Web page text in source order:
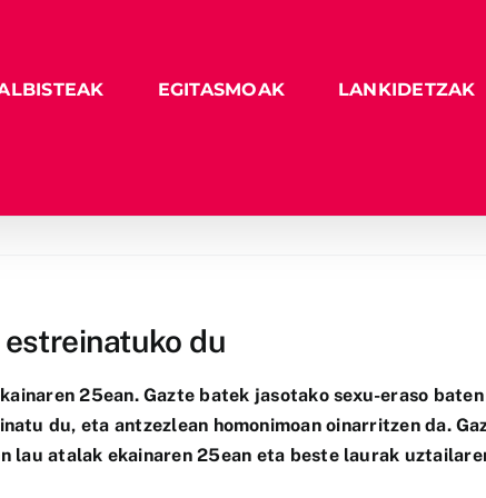
EGITASMOAK LANKIDETZAK
du
25ean. Gazte batek jasotako sexu-eraso
du, eta antzezlean homonimoan oinarritzen da.
lau atalak ekainaren 25ean eta beste laurak